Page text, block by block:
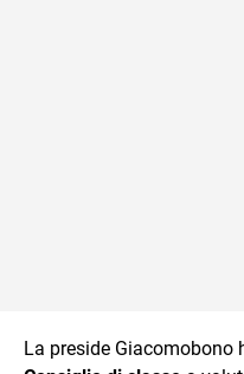
La preside Giacomobono